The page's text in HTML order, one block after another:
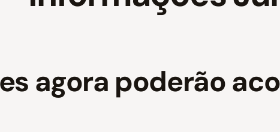
agora poderão